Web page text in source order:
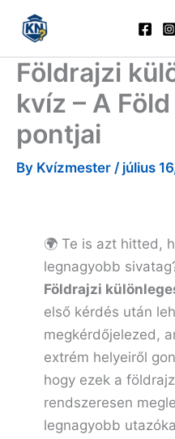
content
Földrajzi
kvíz – A
pontjai
By Kvízmester / július
🌍 Te is azt hitted,
legnagyobb
Földrajzi
első kérdés után
megkérdőjelezed,
extrém helyeiről
hogy ezek a
rendszeresen
legnagyobb